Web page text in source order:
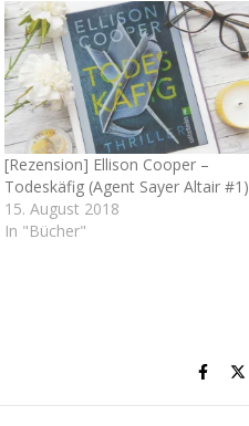
[Rezension] Ellison Cooper –
Todeskäfig (Agent Sayer Altair #1)
15. August 2018
In "Bücher"